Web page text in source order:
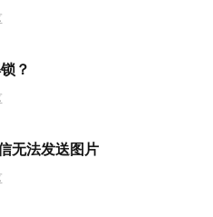
？
无法发送图片